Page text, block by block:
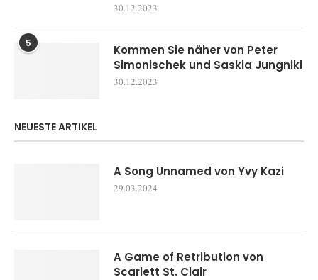
30.12.2023
5
Kommen Sie näher von Peter
Simonischek und Saskia Jungnikl
30.12.2023
NEUESTE ARTIKEL
A Song Unnamed von Yvy Kazi
29.03.2024
A Game of Retribution von
Scarlett St. Clair